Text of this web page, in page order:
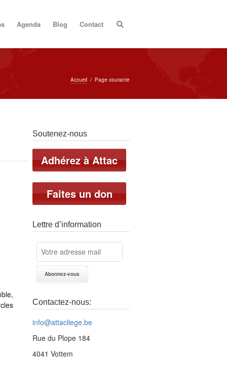
Agenda Blog Contact
Accueil / Page courante
Soutenez-nous
Adhérez à Attac
Faites un don
Lettre d’information
Contactez-nous:
info@attacliege.be
Rue du Plope 184
4041 Vottem